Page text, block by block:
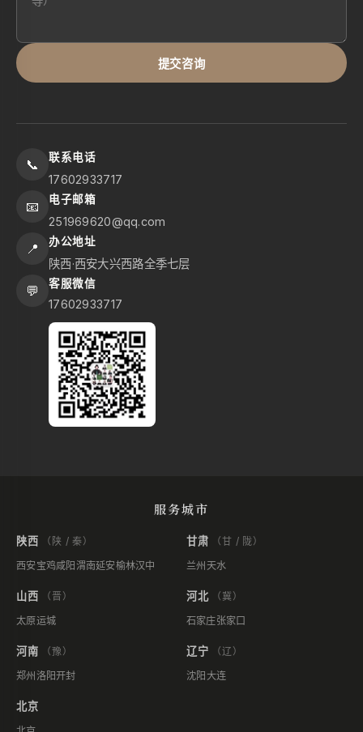
提交咨询
📞 联系电话
17602933717
📧 电子邮箱
251969620@qq.com
📍 办公地址
陕西·西安大兴西路全季七层
💬 客服微信
17602933717
服务城市
陕西
（陕 / 秦）
西安宝鸡咸阳 渭南延安榆林汉中
甘肃
（甘 / 陇）
兰州 天水
山西
（晋）
太原运城
河北
（冀）
石家庄张家口
河南
（豫）
郑州 洛阳开封
辽宁
（辽）
沈阳 大连
北京